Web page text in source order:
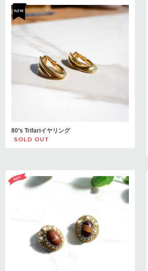
80’s Trifariイヤリング
SOLD OUT